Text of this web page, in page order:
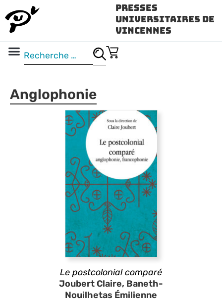
Presses
Universitaires de
Vincennes
Anglophonie
Le postcolonial comparé
Joubert Claire, Baneth-
Nouilhetas Émilienne